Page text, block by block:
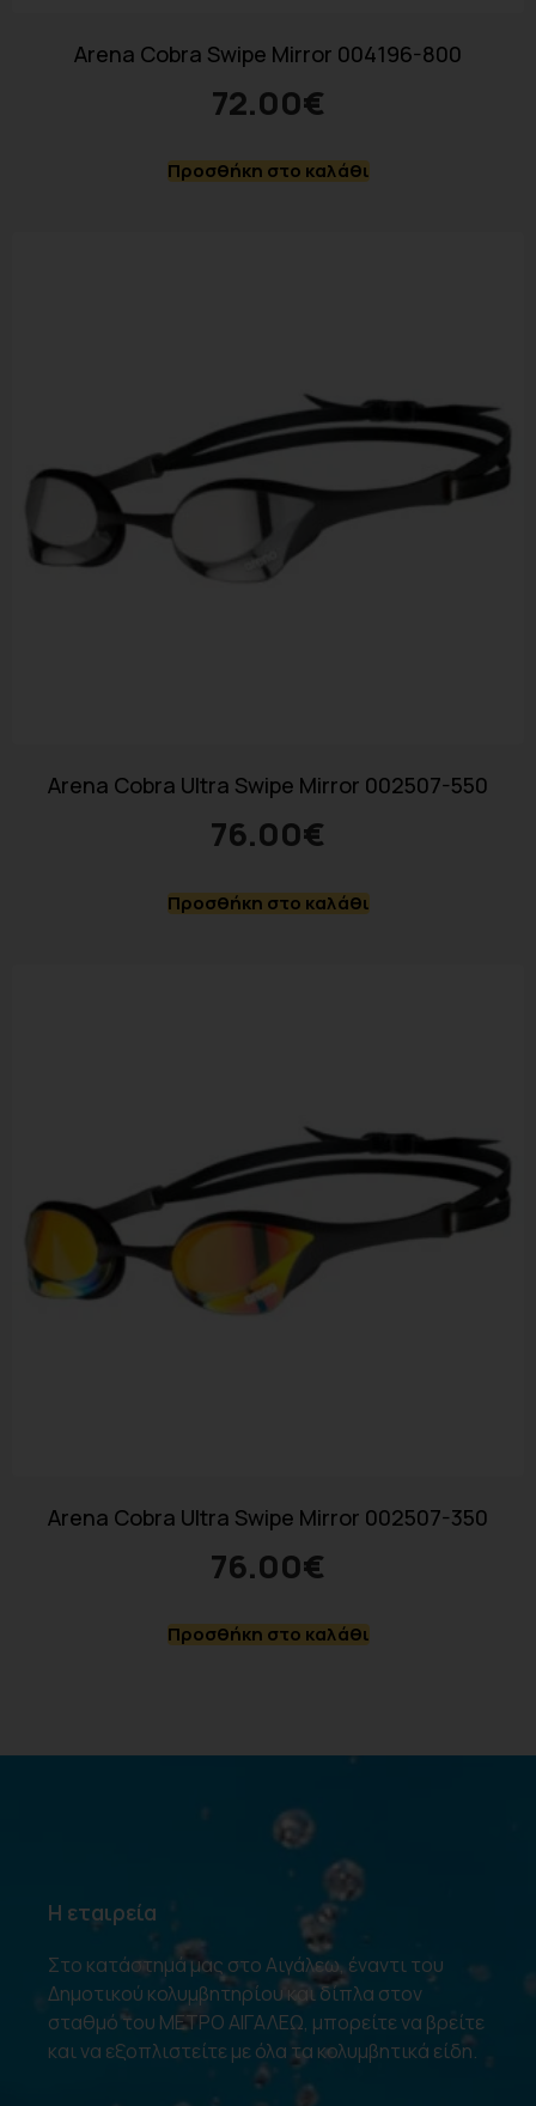
Arena Cobra Swipe Mirror 004196-800
72.00€
Προσθήκη στο καλάθι
Arena Cobra Ultra Swipe Mirror 002507-550
76.00€
Προσθήκη στο καλάθι
Arena Cobra Ultra Swipe Mirror 002507-350
76.00€
Προσθήκη στο καλάθι
Η εταιρεία
Στο κατάστημά μας στο Αιγάλεω, έναντι του
Δημοτικού κολυμβητηρίου και δίπλα στον
σταθμό του ΜΕΤΡΟ ΑΙΓΑΛΕΩ, μπορείτε να βρείτε
και να εξοπλιστείτε με όλα τα κολυμβητικά είδη.